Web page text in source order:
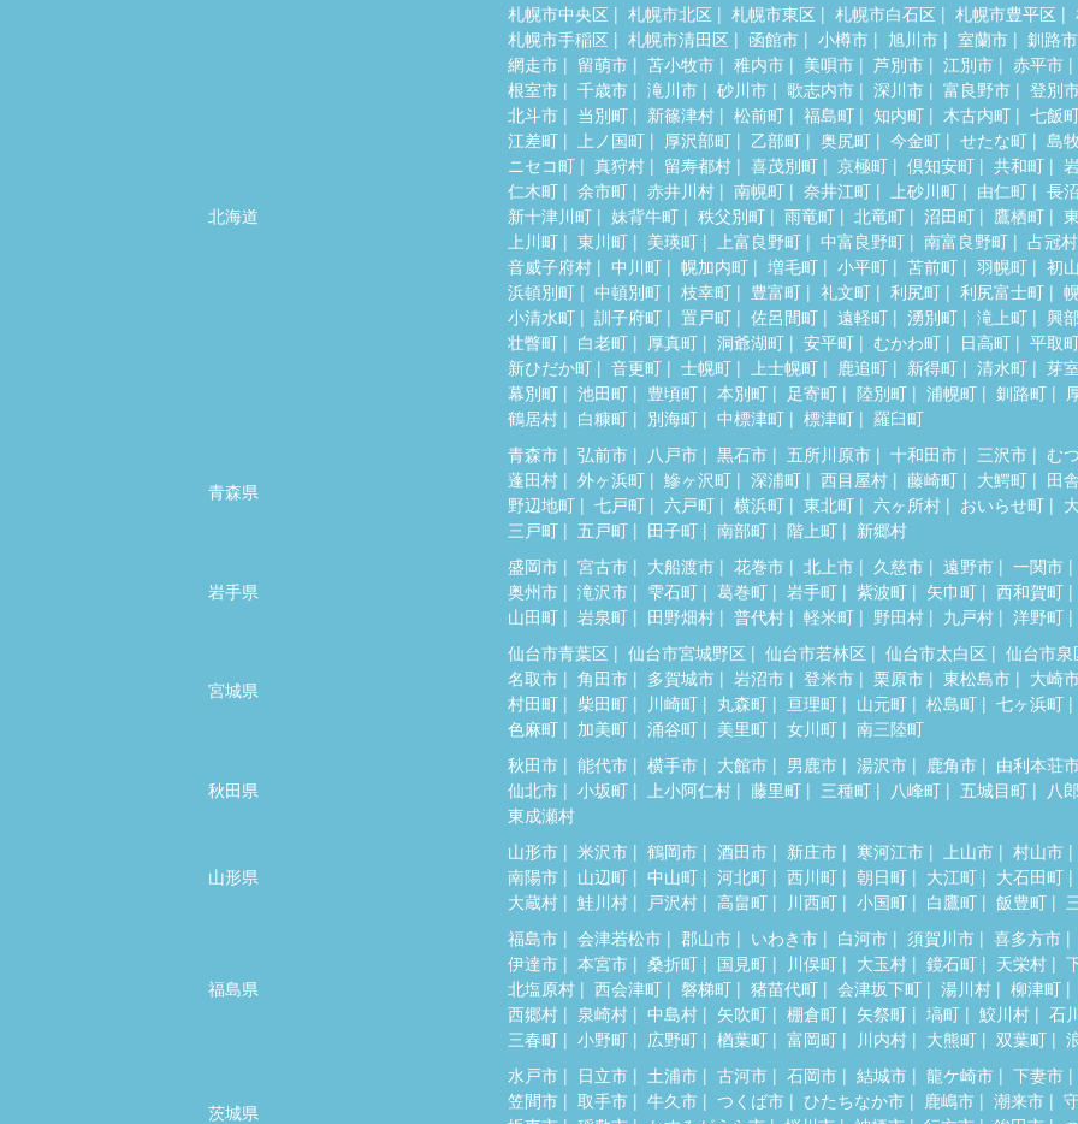
北海道
札幌市中央区 札幌市北区 札幌市東区 札幌市白石区 札幌市豊平区
札幌市手稲区
札幌市清田区 函館市 小樽市 旭川市 室蘭市
釧路市
網走市
留萌市 苫小牧市 稚内市 美唄市 芦別市 江別市
赤平市
根室市
千歳市 滝川市 砂川市 歌志内市 深川市 富良野市
登別
北斗市
当別町 新篠津村 松前町 福島町 知内町 木古内町
七飯
江差町
上ノ国町 厚沢部町 乙部町 奥尻町 今金町 せたな町
島
ニセコ町
真狩村 留寿都村 喜茂別町 京極町 倶知安町 共和町
仁木町
余市町 赤井川村 南幌町 奈井江町 上砂川町 由仁町
長
新十津川町
妹背牛町 秩父別町 雨竜町 北竜町 沼田町 鷹栖町
上川町
東川町 美瑛町 上富良野町 中富良野町 南富良野町
占冠村
音威子府村
中川町 幌加内町 増毛町 小平町 苫前町 羽幌町
初
浜頓別町
中頓別町 枝幸町 豊富町 礼文町 利尻町 利尻富士町
小清水町
訓子府町 置戸町 佐呂間町 遠軽町 湧別町 滝上町
興
壮瞥町
白老町 厚真町 洞爺湖町 安平町 むかわ町 日高町
平取
新ひだか町
音更町 士幌町 上士幌町 鹿追町 新得町 清水町
芽
幕別町
池田町 豊頃町 本別町 足寄町 陸別町 浦幌町 釧路町
鶴居村
白糠町 別海町 中標津町 標津町 羅臼町
青森県
青森市 弘前市 八戸市 黒石市 五所川原市 十和田市 三沢市
む
蓬田村
外ヶ浜町 鰺ヶ沢町 深浦町 西目屋村 藤崎町 大鰐町
田
野辺地町
七戸町 六戸町 横浜町 東北町 六ヶ所村 おいらせ町
三戸町
五戸町 田子町 南部町 階上町 新郷村
岩手県
盛岡市 宮古市 大船渡市 花巻市 北上市 久慈市 遠野市
一関市
奥州市
滝沢市 雫石町 葛巻町 岩手町 紫波町 矢巾町
西和賀町
山田町
岩泉町 田野畑村 普代村 軽米町 野田村 九戸村 洋野町
宮城県
仙台市青葉区 仙台市宮城野区 仙台市若林区 仙台市太白区
仙台市泉
名取市
角田市 多賀城市 岩沼市 登米市 栗原市 東松島市
大崎
村田町
柴田町 川崎町 丸森町 亘理町 山元町 松島町
七ヶ浜町
色麻町
加美町 涌谷町 美里町 女川町 南三陸町
秋田県
秋田市 能代市 横手市 大館市 男鹿市 湯沢市 鹿角市
由利本荘
仙北市
小坂町 上小阿仁村 藤里町 三種町 八峰町 五城目町
八
東成瀬村
山形県
山形市 米沢市 鶴岡市 酒田市 新庄市 寒河江市 上山市
村山市
南陽市
山辺町 中山町 河北町 西川町 朝日町 大江町
大石田町
大蔵村
鮭川村 戸沢村 高畠町 川西町 小国町 白鷹町 飯豊町
福島県
福島市 会津若松市 郡山市 いわき市 白河市 須賀川市
喜多方市
伊達市
本宮市 桑折町 国見町 川俣町 大玉村 鏡石町 天栄村
北塩原村
西会津町 磐梯町 猪苗代町 会津坂下町 湯川村
柳津町
西郷村
泉崎村 中島村 矢吹町 棚倉町 矢祭町 塙町 鮫川村
石
三春町
小野町 広野町 楢葉町 富岡町 川内村 大熊町 双葉町
茨城県
水戸市 日立市 土浦市 古河市 石岡市 結城市 龍ケ崎市
下妻市
笠間市
取手市 牛久市 つくば市 ひたちなか市 鹿嶋市 潮来市